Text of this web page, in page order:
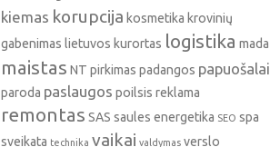
kiemas korupcija kosmetika krovinių
gabenimas lietuvos kurortas logistika mada
maistas NT pirkimas padangos papuošalai
paroda paslaugos poilsis reklama
remontas SAS saules energetika SEO spa
sveikata technika vaikai valdymas verslo